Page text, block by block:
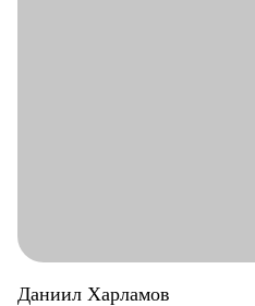
Даниил Харламов